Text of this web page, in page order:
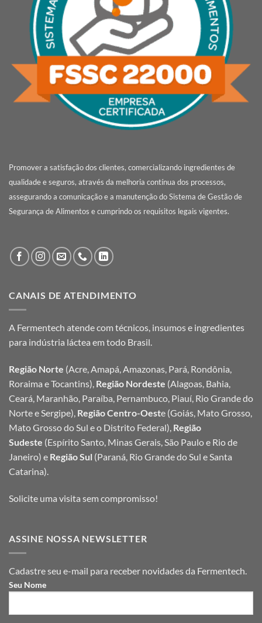
Promover a satisfação dos clientes, comercializando ingredientes de
qualidade e seguros, através da melhoria contínua dos processos,
assegurando a comunicação e a manutenção do Sistema de Gestão de
Segurança de Alimentos e cumprindo os requisitos legais vigentes.
CANAIS DE ATENDIMENTO
A Fermentech atende com técnicos, insumos e ingredientes
para indústria láctea em todo Brasil.
Região Norte (Acre, Amapá, Amazonas, Pará, Rondônia,
Roraima e Tocantins), Região Nordeste (Alagoas, Bahia,
Ceará, Maranhão, Paraíba, Pernambuco, Piauí, Rio Grande do
Norte e Sergipe), Região Centro-Oeste (Goiás, Mato Grosso,
Mato Grosso do Sul e o Distrito Federal), Região
Sudeste (Espírito Santo, Minas Gerais, São Paulo e Rio de
Janeiro) e Região Sul (Paraná, Rio Grande do Sul e Santa
Catarina).
Solicite uma visita sem compromisso!
ASSINE NOSSA NEWSLETTER
Cadastre seu e-mail para receber novidades da Fermentech.
Seu Nome